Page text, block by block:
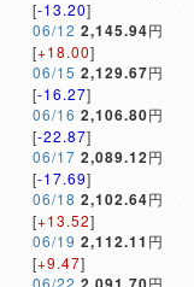
[-13.20]
06/12 2,145.94円
[+18.00]
06/15 2,129.67円
[-16.27]
06/16 2,106.80円
[-22.87]
06/17 2,089.12円
[-17.69]
06/18 2,102.64円
[+13.52]
06/19 2,112.11 円
[+9.47]
06/22
円